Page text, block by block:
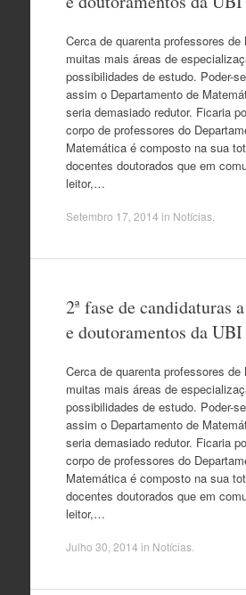
Cerca de quarenta professores de
muitas mais áreas de
possibilidades de estudo. Poder-
assim o Departamento de
seria demasiado redutor. Ficaria
corpo de professores do
Matemática é composto na sua
docentes doutorados que em
leitor,…
Setembro 17, 2014 in Notícias.
2ª fase de candidaturas
e doutoramentos da UBI
Cerca de quarenta professores de
muitas mais áreas de
possibilidades de estudo. Poder-
assim o Departamento de
seria demasiado redutor. Ficaria
corpo de professores do
Matemática é composto na sua
docentes doutorados que em
leitor,…
Julho 30, 2014 in Notícias.